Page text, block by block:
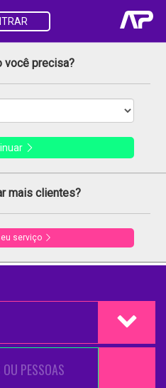
você precisa?
mais clientes?
serviço